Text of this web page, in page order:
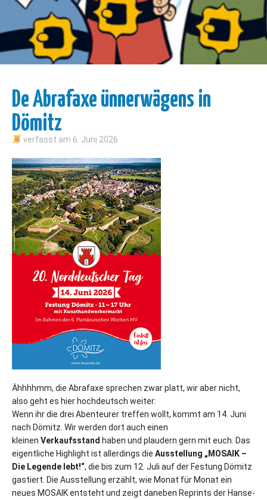
De Abrafaxe ünnerwägens in
Dömitz
verfasst am 6. Juni 2026
Ähhhhmm, die Abrafaxe sprechen zwar platt, wir aber nicht,
also geht es hier hochdeutsch weiter:
Wenn ihr die drei Abenteurer treffen wollt, kommt am 14. Juni
nach Dömitz. Wir werden dort auch einen
kleinen Verkaufsstand haben und plaudern gern mit euch. Das
eigentliche Highlight ist allerdings die Ausstellung „MOSAIK –
Die Legende lebt!“, die bis zum 12. Juli auf der Festung Dömitz
gastiert. Die Ausstellung erzählt, wie Monat für Monat ein
neues MOSAIK entsteht und zeigt daneben Reprints der Hanse-